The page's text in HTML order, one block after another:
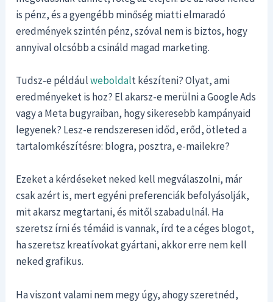
is pénz, és a gyengébb minőség miatti elmaradó
eredmények szintén pénz, szóval nem is biztos, hogy
annyival olcsóbb a csináld magad marketing.
Tudsz-e példáulweboldalt készíteni? Olyat, ami
eredményeket is hoz? El akarsz-e merülni a Google Ads
vagy a Meta bugyraiban, hogy sikeresebb kampányaid
legyenek? Lesz-e rendszeresen időd, erőd, ötleted a
tartalomkészítésre: blogra, posztra, e-mailekre?
Ezeket a kérdéseket neked kell megválaszolni, már
csak azért is, mert egyéni preferenciák befolyásolják,
mit akarsz megtartani, és mitől szabadulnál. Ha
szeretsz írni és témáid is vannak, írd te a céges blogot,
ha szeretsz kreatívokat gyártani, akkor erre nem kell
neked grafikus.
Ha viszont valami nem megy úgy, ahogy szeretnéd,